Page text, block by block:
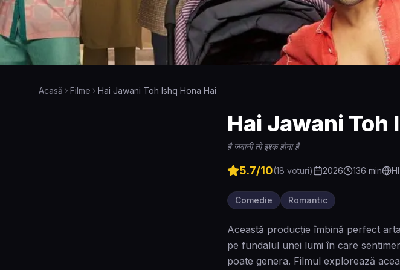
Acasă Filme Hai Jawani Toh Ishq Hona Hai
Hai Jawani Toh
है जवानी तो इश्क होना है
5.7/10(18 voturi) 2026 136 min HI
Comedie Romantic
Această producție îmbină perfect
pe fundalul unei lumi în care
poate genera. Filmul explorează